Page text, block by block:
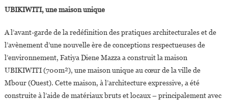
UBIKIWITI, une maison unique
A l’avant-garde de la redéfinition des pratiques architecturales et de
l’avènement d’une nouvelle ère de conceptions respectueuses de
l’environnement, Fatiya Diene Mazza a construit la maison
UBIKIWITI (700m²), une maison unique au cœur de la ville de
Mbour (Ouest). Cette maison, à l’architecture expressive, a été
construite à l’aide de matériaux bruts et locaux – principalement avec